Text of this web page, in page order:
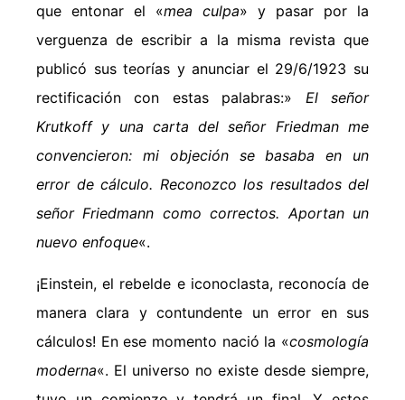
que entonar el «mea culpa» y pasar por la
verguenza de escribir a la misma revista que
publicó sus teorías y anunciar el 29/6/1923 su
rectificación con estas palabras:» El señor
Krutkoff y una carta del señor Friedman me
convencieron: mi objeción se basaba en un
error de cálculo. Reconozco los resultados del
señor Friedmann como correctos. Aportan un
nuevo enfoque«.
¡Einstein, el rebelde e iconoclasta, reconocía de
manera clara y contundente un error en sus
cálculos! En ese momento nació la «cosmología
moderna«. El universo no existe desde siempre,